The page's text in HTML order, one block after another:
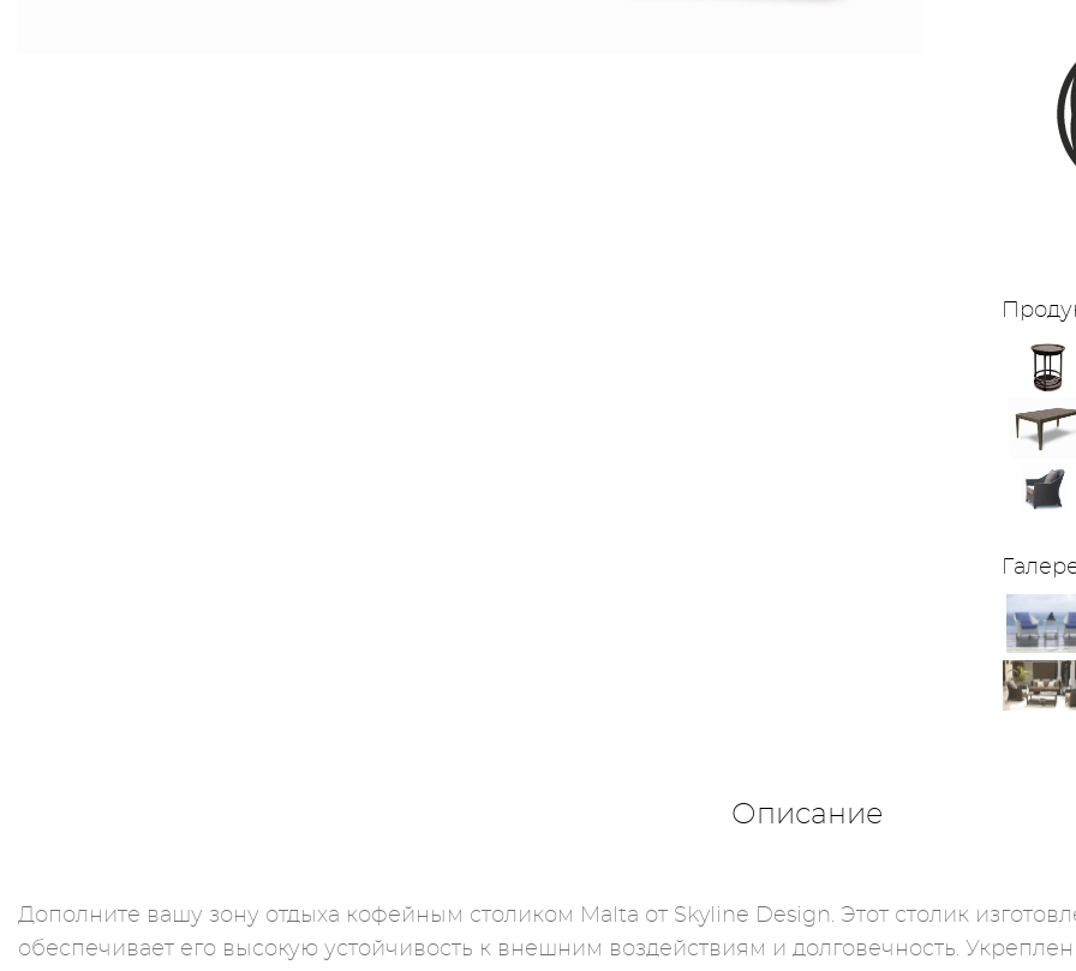
Описание
Дополните вашу зону отдыха кофейным столиком Malta от Skyline Design. Этот столик
обеспечивает его высокую устойчивость к внешним воздействиям и долговечность.